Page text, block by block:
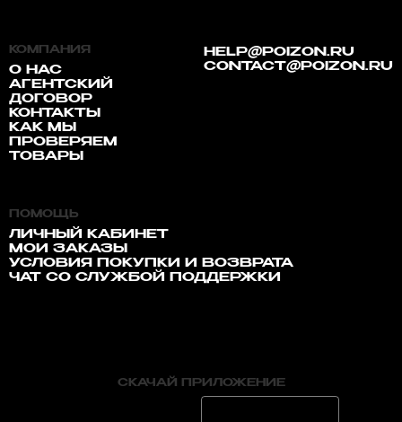
КОМПАНИЯ
О НАС
АГЕНТСКИЙ
ДОГОВОР
КОНТАКТЫ
КАК МЫ
ПРОВЕРЯЕМ
ТОВАРЫ
HELP@POIZON.RU
CONTACT@POIZON.RU
ПОМОЩЬ
ЛИЧНЫЙ КАБИНЕТ
МОИ ЗАКАЗЫ
УСЛОВИЯ ПОКУПКИ И ВОЗВРАТА
ЧАТ СО СЛУЖБОЙ ПОДДЕРЖКИ
СКАЧАЙ ПРИЛОЖЕНИЕ